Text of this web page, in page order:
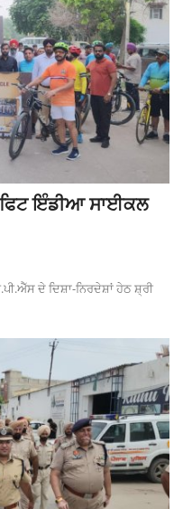
ਫਿਟ ਇੰਡੀਆ ਸਾਈਕਲ
ਦੇ ਦਿਸ਼ਾ-ਨਿਰਦੇਸ਼ਾਂ ਹੇਠ ਸ਼੍ਰੀ